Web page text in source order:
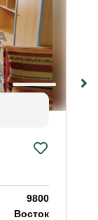
9800
Восток